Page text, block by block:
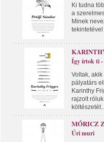
Ki tudna
a
Minek
tekintetével
Így írtok ti -
Voltak,
pályatárs
Karinthy
rajzolt
költészetét...
MÓRICZ
Úri muri